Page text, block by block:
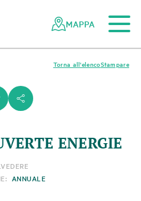
MAPPA
s
Stampare
Torna all'elenco
ENERGIE
ANNUALE